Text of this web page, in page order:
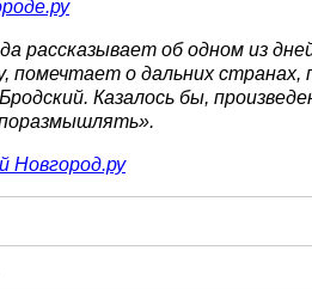
рассказывает об одном из
помечтает о дальних
Казалось бы,
Новгород.ру